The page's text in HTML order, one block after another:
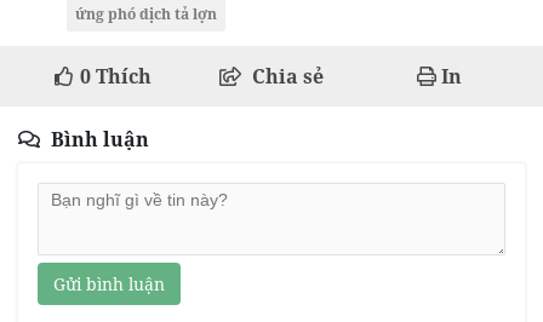
ứng phó dịch tả lợn
0Thích Chia sẻ In
Bình luận
Gửi bình luận